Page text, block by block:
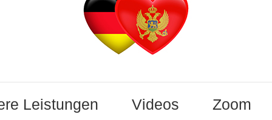
Leistungen Videos Zoom